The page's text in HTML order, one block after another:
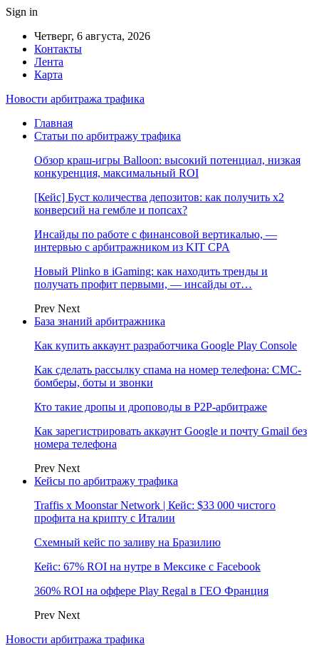
Sign in
Четверг, 6 августа, 2026
Контакты
Лента
Карта
Новости арбитража трафика
Главная
Статьи по арбитражу трафика
Обзор краш-игры Balloon: высокий потенциал, низкая
конкуренция, максимальный ROI
[Кейс] Буст количества депозитов: как получить х2
конверсий на гембле и попсах?
Инсайды по работе с финансовой вертикалью, —
интервью с арбитражником из KIT CPA
Новый Plinko в iGaming: как находить тренды и
получать профит первыми, — инсайды от…
Prev Next
База знаний арбитражника
Как купить аккаунт разработчика Google Play Console
Как сделать рассылку спама на номер телефона: СМС-
бомберы, боты и звонки
Кто такие дропы и дроповоды в P2P-арбитраже
Как зарегистрировать аккаунт Google и почту Gmail без
номера телефона
Prev Next
Кейсы по арбитражу трафика
Traffis x Moonstar Network | Кейс: $33 000 чистого
профита на крипту с Италии
Схемный кейс по заливу на Бразилию
Кейс: 67% ROI на нутре в Мексике с Facebook
360% ROI на оффере Play Regal в ГЕО Франция
Prev Next
Новости арбитража трафика